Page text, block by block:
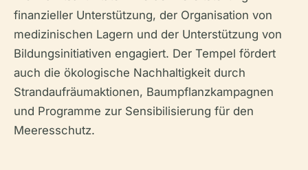
finanzieller Unterstützung, der Organisation von
medizinischen Lagern und der Unterstützung von
Bildungsinitiativen engagiert. Der Tempel fördert
auch die ökologische Nachhaltigkeit durch
Strandaufräumaktionen, Baumpflanzkampagnen
und Programme zur Sensibilisierung für den
Meeresschutz.